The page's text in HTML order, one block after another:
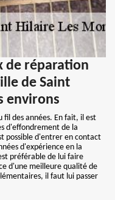
de réparation
de Saint
environs
des années. En fait, il est
d'effondrement de la
possible d'entrer en contact
d'expérience en la
préférable de lui faire
d'une meilleure qualité de
il faut lui passer